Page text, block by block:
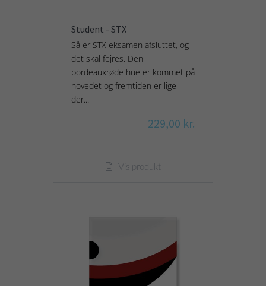
Student - STX
Så er STX eksamen afsluttet, og
det skal fejres. Den
bordeauxrøde hue er kommet på
hovedet og fremtiden er lige
der...
229,00 kr.
Vis produkt